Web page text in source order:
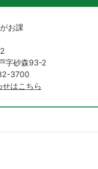
お課
字砂森93-2
3700
はこちら